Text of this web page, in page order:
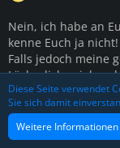
Nein, ich habe an
kenne Euch ja nicht!
Falls jedoch meine
Lächerliche
das so.
@ Brad Burns:
aber Deine
Diese Seite verwendet
Sie sich damit
Weitere Informationen